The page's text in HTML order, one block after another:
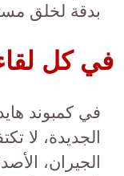
بدقة لخلق
في كل
في كمبوند
الجديدة، لا
الجيران،